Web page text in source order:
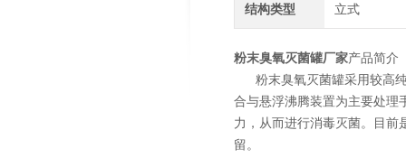
结构类型 立式
粉末臭氧灭菌罐厂家产品简介
粉末臭氧灭菌罐采用较高纯
合与悬浮沸腾装置为主要处理
力，从而进行消毒灭菌。目前
留。